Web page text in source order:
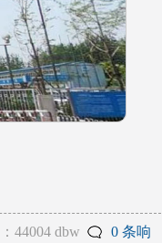
44004 dbw
0 条响